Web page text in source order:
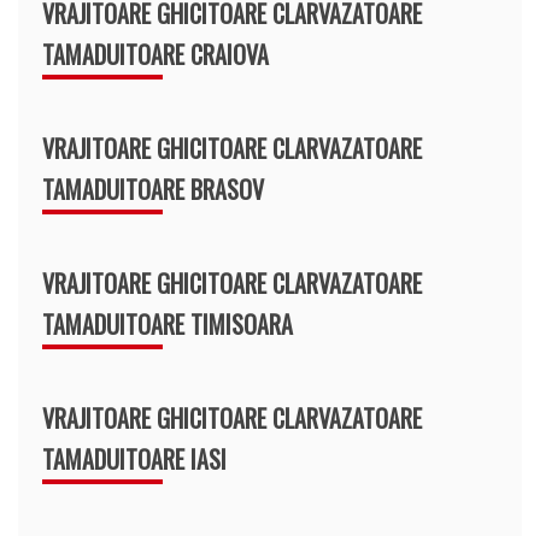
VRAJITOARE GHICITOARE CLARVAZATOARE
TAMADUITOARE CRAIOVA
VRAJITOARE GHICITOARE CLARVAZATOARE
TAMADUITOARE BRASOV
VRAJITOARE GHICITOARE CLARVAZATOARE
TAMADUITOARE TIMISOARA
VRAJITOARE GHICITOARE CLARVAZATOARE
TAMADUITOARE IASI